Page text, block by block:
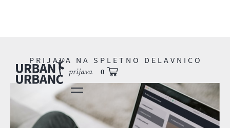
prijava 0
PRIJAVA NA SPLETNO DELAVNICO